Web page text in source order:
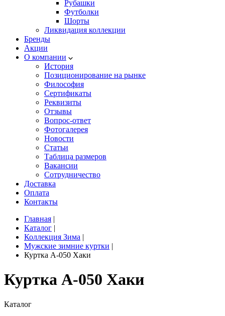
Рубашки
Футболки
Шорты
Ликвидация коллекции
Бренды
Акции
О компании
История
Позиционирование на рынке
Философия
Сертификаты
Реквизиты
Отзывы
Вопрос-ответ
Фотогалерея
Новости
Статьи
Таблица размеров
Вакансии
Сотрудничество
Доставка
Оплата
Контакты
Главная |
Каталог |
Коллекция Зима |
Мужские зимние куртки |
Куртка A-050 Хаки
Куртка A-050 Хаки
Каталог